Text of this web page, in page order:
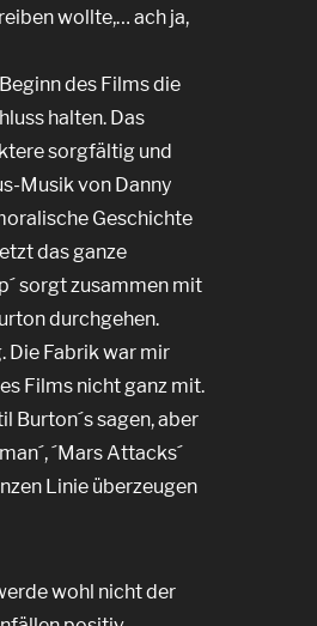
wollte,… ach ja,
des Films die
halten. Das
sorgfältig und
Musik von Danny
Geschichte
das ganze
sorgt zusammen mit
durchgehen.
Die Fabrik war mir
Films nicht ganz mit.
Burton´s sagen, aber
´Mars Attacks´
Linie überzeugen
wohl nicht der